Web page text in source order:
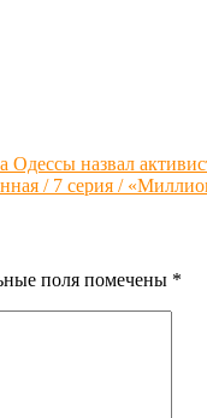
назвал
/ 7 серия /
поля помечены *